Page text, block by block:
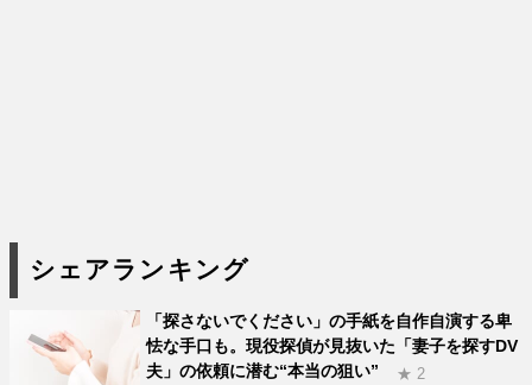
シェアランキング
「探さないでください」の手紙を自作自演する卑
怯な手口も。現役探偵が見抜いた「妻子を探すDV
夫」の依頼に潜む“本当の狙い”
★ 2